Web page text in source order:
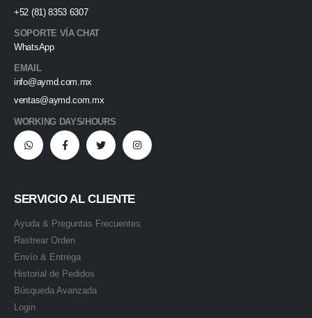
+52 (81) 8353 6307
SOPORTE VÍA CHAT
WhatsApp
EMAIL
info@aymd.com.mx
ventas@aymd.com.mx
WORKING DAYS/HOURS
SERVICIO AL CLIENTE
Ayuda & Preguntas Frecuentes
Rastrear Orden
Envío & Entrega
Historial de Pedidos
Búsqueda Avanzada
Login